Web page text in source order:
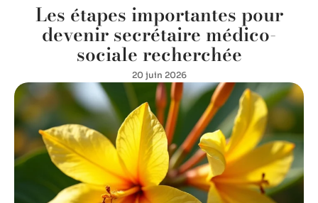
Les étapes importantes pour
devenir secrétaire médico-
sociale recherchée
20 juin 2026